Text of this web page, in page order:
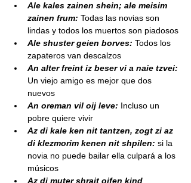
Ale kales zainen shein; ale meisim
zainen frum: Todas las novias son
lindas y todos los muertos son piadosos
Ale shuster geien borves: Todos los
zapateros van descalzos
An alter freint iz beser vi a naie tzvei:
Un viejo amigo es mejor que dos
nuevos
An oreman vil oij leve: Incluso un
pobre quiere vivir
Az di kale ken nit tantzen, zogt zi az
di klezmorim kenen nit shpilen: si la
novia no puede bailar ella culpará a los
músicos
Az di muter shrait oifen kind